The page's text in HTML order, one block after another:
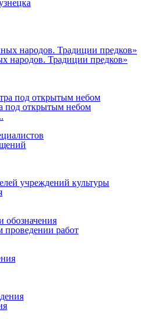
народов. Традиции предков»
под открытым небом
учреждений культуры
проведении работ